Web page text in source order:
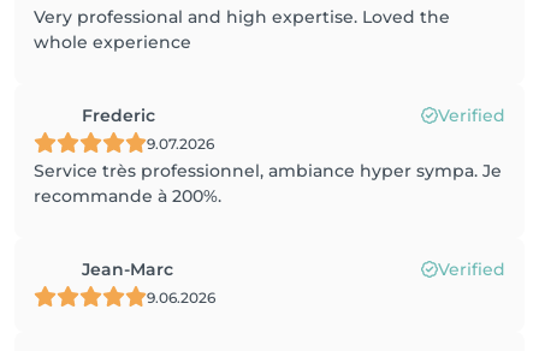
Very professional and high expertise. Loved the
whole experience
Frederic Verified
9.07.2026
Service très professionnel, ambiance hyper sympa. Je
recommande à 200%.
Jean-Marc Verified
9.06.2026